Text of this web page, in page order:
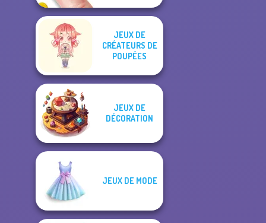
JEUX DE
CRÉATEURS DE
POUPÉES
JEUX DE
DÉCORATION
JEUX DE MODE